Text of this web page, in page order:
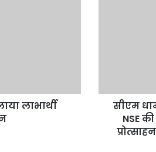
लाभार्थी
सीएम
NSE